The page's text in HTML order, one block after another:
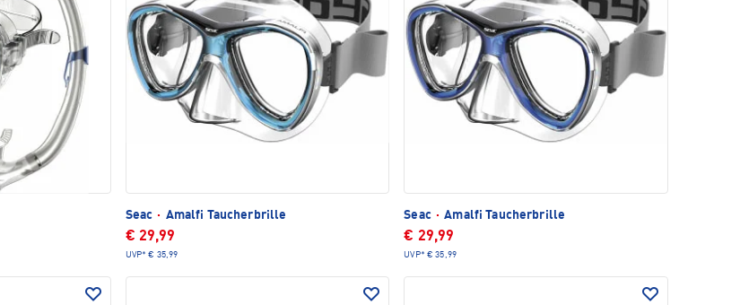
Seac · Amalfi Taucherbrille
€ 29,99
UVP* € 35,99
Seac · Amalfi Taucherbrille
€ 29,99
UVP* € 35,99